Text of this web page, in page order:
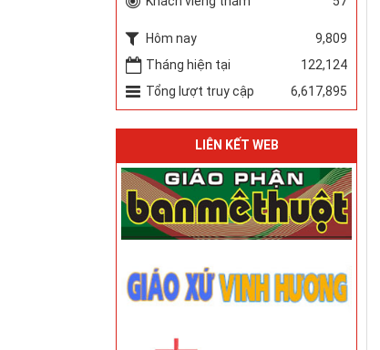
Hôm nay
9,809
Tháng hiện tại
122,124
Tổng lượt truy cập
6,617,895
LIÊN KẾT WEB